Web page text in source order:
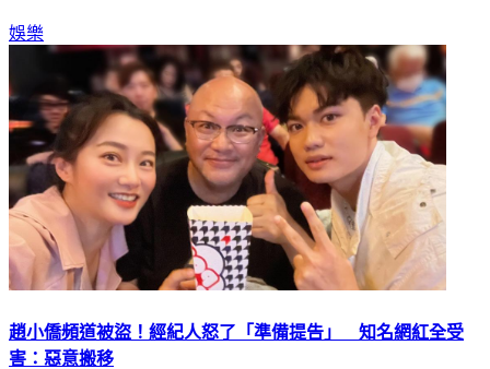
娛樂
趙小僑頻道被盜！經紀人怒了「準備提告」 知名網紅全受
害：惡意搬移